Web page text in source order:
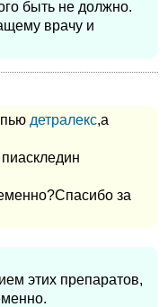
быть не должно.
врачу и
детралекс,а
за
этих препаратов,